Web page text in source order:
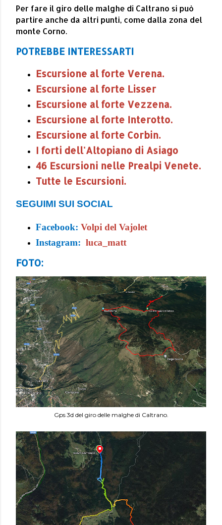
Per fare il giro delle malghe di Caltrano si può
partire anche da altri punti, come dalla zona del
monte Corno.
POTREBBE INTERESSARTI
Escursione al forte Verena.
Escursione al forte Lisser
Escursione al forte Vezzena.
Escursione al forte Interotto.
Escursione al forte Corbin.
I forti dell'Altopiano di Asiago
46 Escursioni nelle Prealpi Venete.
Tutte le Escursioni.
SEGUIMI SUI SOCIAL
Facebook: Volpi del Vajolet
Instagram: luca_matt
FOTO:
Gps 3d del giro delle malghe di Caltrano.